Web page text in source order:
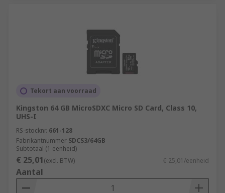
Tekort aan voorraad
Kingston 64 GB MicroSDXC Micro SD Card, Class 10,
UHS-I
RS-stocknr. 661-128
Fabrikantnummer SDCS3/64GB
Subtotaal (1 eenheid)
€ 25,01(excl. BTW) € 25,01/eenheid
Aantal